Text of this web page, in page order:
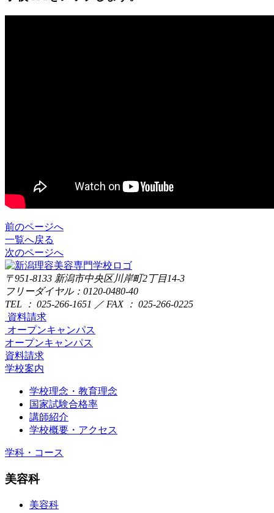
前のページへ
一覧へ戻る
次のページへ
〒951-8133 新潟市中央区川岸町2丁目14-3
フリーダイヤル：0120-0480-40
TEL ： 025-266-1651 ／ FAX ： 025-266-0225
資料請求
オープンキャンパス
オープンキャンパス
資料請求
学校案内
学校理念・教育理念
国家試験合格率
講師紹介
学校概要・アクセス
学科・コース
美容科
美容科